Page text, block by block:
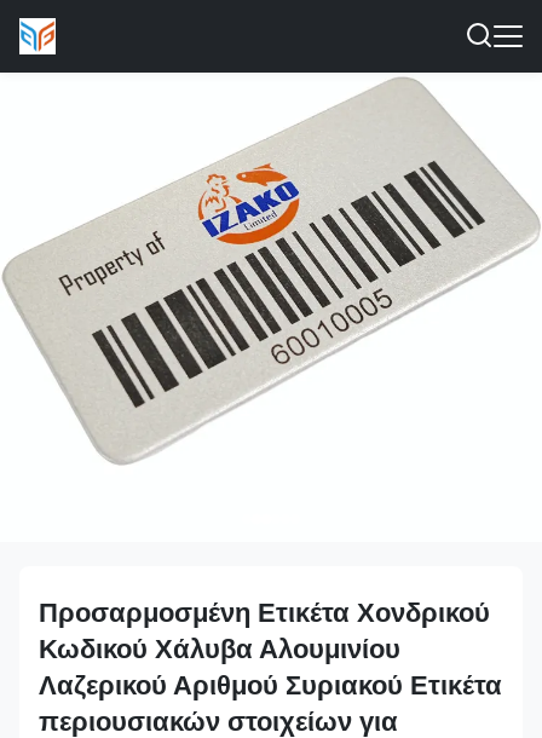
Προσαρμοσμένη Ετικέτα Χονδρικού
Κωδικού Χάλυβα Αλουμινίου
Λαζερικού Αριθμού Συριακού Ετικέτα
περιουσιακών στοιχείων για